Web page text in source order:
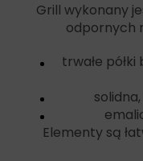
Grill wykonany
odpornych
trwałe
Elementy są